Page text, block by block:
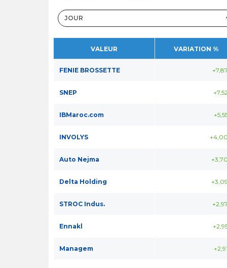
JOUR
VALEUR VARIATION %
FENIE BROSSETTE
SNEP
IBMaroc.com
INVOLYS
Auto Nejma
Delta Holding
STROC Indus.
Ennakl
Managem